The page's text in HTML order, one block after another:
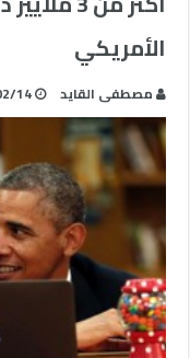
الأمريكي
مصطفى القايد 14